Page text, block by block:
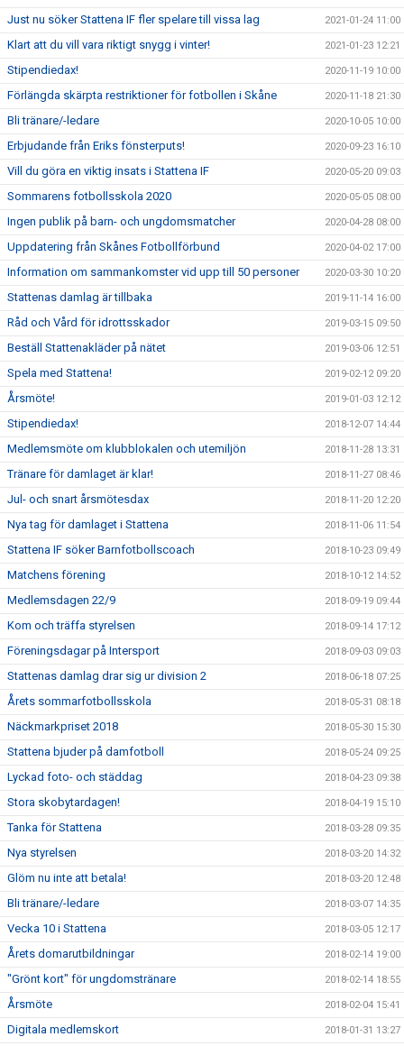
Just nu söker Stattena IF fler spelare till vissa lag 2021-01-24 11:00
Klart att du vill vara riktigt snygg i vinter! 2021-01-23 12:21
Stipendiedax! 2020-11-19 10:00
Förlängda skärpta restriktioner för fotbollen i Skåne 2020-11-18 21:30
Bli tränare/-ledare 2020-10-05 10:00
Erbjudande från Eriks fönsterputs! 2020-09-23 16:10
Vill du göra en viktig insats i Stattena IF 2020-05-20 09:03
Sommarens fotbollsskola 2020 2020-05-05 08:00
Ingen publik på barn- och ungdomsmatcher 2020-04-28 08:00
Uppdatering från Skånes Fotbollförbund 2020-04-02 17:00
Information om sammankomster vid upp till 50 personer 2020-03-30 10:20
Stattenas damlag är tillbaka 2019-11-14 16:00
Råd och Vård för idrottsskador 2019-03-15 09:50
Beställ Stattenakläder på nätet 2019-03-06 12:51
Spela med Stattena! 2019-02-12 09:20
Årsmöte! 2019-01-03 12:12
Stipendiedax! 2018-12-07 14:44
Medlemsmöte om klubblokalen och utemiljön 2018-11-28 13:31
Tränare för damlaget är klar! 2018-11-27 08:46
Jul- och snart årsmötesdax 2018-11-20 12:20
Nya tag för damlaget i Stattena 2018-11-06 11:54
Stattena IF söker Barnfotbollscoach 2018-10-23 09:49
Matchens förening 2018-10-12 14:52
Medlemsdagen 22/9 2018-09-19 09:44
Kom och träffa styrelsen 2018-09-14 17:12
Föreningsdagar på Intersport 2018-09-03 09:03
Stattenas damlag drar sig ur division 2 2018-06-18 07:25
Årets sommarfotbollsskola 2018-05-31 08:18
Näckmarkpriset 2018 2018-05-30 15:30
Stattena bjuder på damfotboll 2018-05-24 09:25
Lyckad foto- och städdag 2018-04-23 09:38
Stora skobytardagen! 2018-04-19 15:10
Tanka för Stattena 2018-03-28 09:35
Nya styrelsen 2018-03-20 14:32
Glöm nu inte att betala! 2018-03-20 12:48
Bli tränare/-ledare 2018-03-07 14:35
Vecka 10 i Stattena 2018-03-05 12:17
Årets domarutbildningar 2018-02-14 19:00
"Grönt kort" för ungdomstränare 2018-02-14 18:55
Årsmöte 2018-02-04 15:41
Digitala medlemskort 2018-01-31 13:27